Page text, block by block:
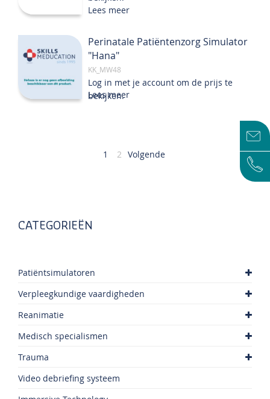
Lees meer
Perinatale Patiëntenzorg Simulator
"Hana"
KK_MW48
Log in met je account om de prijs te
bekijken.
Lees meer
Pagina
U1 Pagina
2 Volgende
CATEGORIEËN
Patiëntsimulatoren
Verpleegkundige vaardigheden
Reanimatie
Medisch specialismen
Trauma
Video debriefing systeem